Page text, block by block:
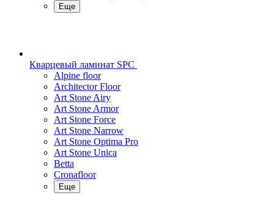
Еще
Кварцевый ламинат SPC
Alpine floor
Architector Floor
Art Stone Airy
Art Stone Armor
Art Stone Force
Art Stone Narrow
Art Stone Optima Pro
Art Stone Unica
Betta
Cronafloor
Еще